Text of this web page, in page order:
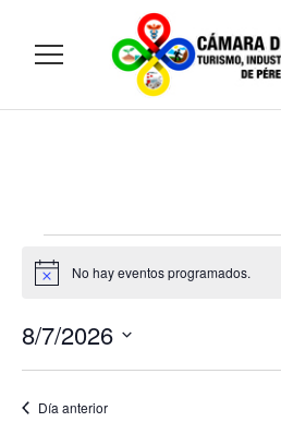
Aviso No hay eventos programados.
8/7/2026
fecha.
Día anterior